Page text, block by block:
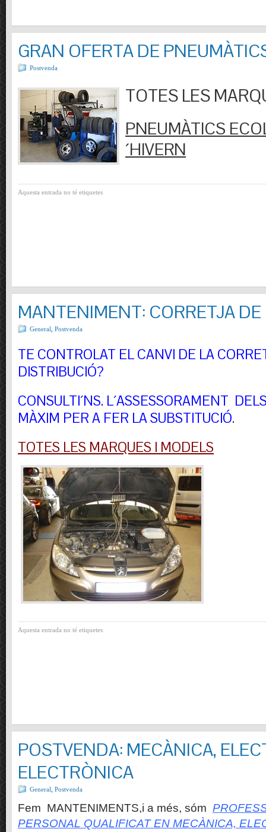
GRAN OFERTA DE
Postvenda
TOTES LES
PNEUMÀTICS
´HIVERN
Aquesta entrada no té etiquetes
MANTENIMENT: CORRETJA
General Postvenda
TE CONTROLAT EL CANVI DE LA
DISTRIBUCIÓ?
CONSULTI´NS. L´ASSESSORAMENT
MÀXIM PER A FER LA SUBSTITUCIÓ.
TOTES LES MARQUES I MODELS
Aquesta entrada no té etiquetes
POSTVENDA: MECÀNICA,
ELECTRÒNICA
General Postvenda
Fem MANTENIMENTS,i a més, sóm
PERSONAL QUALIFICAT EN MECÀNICA,